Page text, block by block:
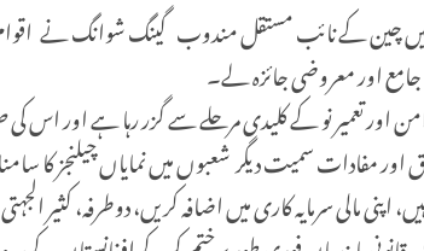
کو اقوام متحدہ میں چین کے نائب مستقل مندوب گینگ
جامع اور معروضی جائزہ لے۔
تعمیر نو کے کلیدی مرحلے سے گزر رہا ہے اور اس
مفادات سمیت دیگر شعبوں میں نمایاں چیلنجز کا
مالی سرمایہ کاری میں اضافہ کریں، دوطرفہ، کثیر